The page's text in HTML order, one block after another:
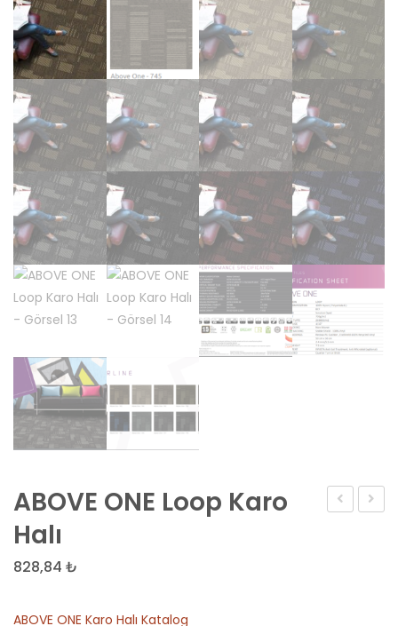
ABOVE ONE Loop Karo
Halı
828,84 ₺
ABOVE ONE Karo Halı Katalog